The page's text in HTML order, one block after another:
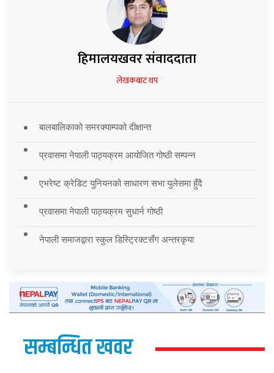
हिमालयखवर संवाददाता
लेखकबाट थप
बालबालिकाको समरक्याम्पको दीक्षान्त
प्रवासमा नेपाली पाठ्यक्रम आयोजित गोष्ठी सम्पन्न
एभरेष्ट क्रेडिट युनियनको साधारण सभा युलेसमा हुँदै
प्रवासमा नेपाली पाठ्यक्रम सुधार्न गोष्ठी
नेपाली समाजद्वारा स्कुल डिस्ट्रिक्टसँग अन्तरकृया
सम्बन्धित खवर